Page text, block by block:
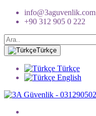
info@3aguvenlik.com
+90 312 905 0 222
Türkçe
Türkçe
English